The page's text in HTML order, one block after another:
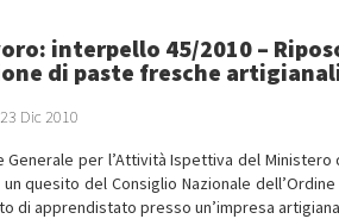
interpello 45/2010 –
di paste fresche
Dic 2010
Generale per l’Attività Ispettiva del
quesito del Consiglio Nazionale
di apprendistato presso un’impresa